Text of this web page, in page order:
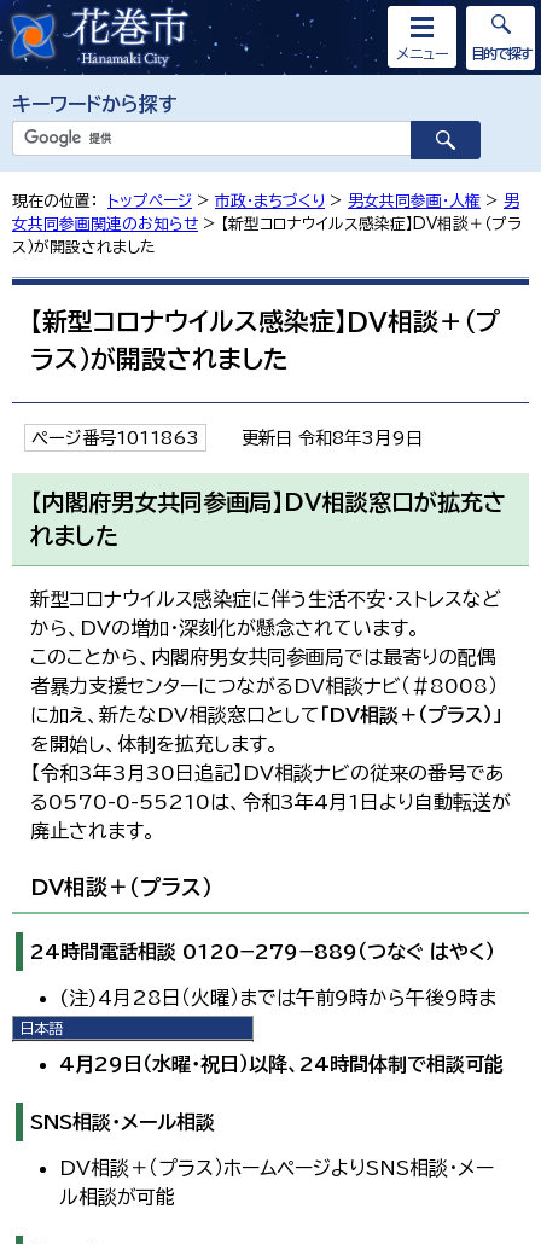
キーワードから探す
メニュー
日本語
English
简体中文
繁體中文
目的で探す
現在の位置： トップページ > 市政・まちづくり > 男女共同参画・人権 > 男
女共同参画関連のお知らせ > 【新型コロナウイルス感染症】DV相談＋（プラ
ス）が開設されました
【新型コロナウイルス感染症】DV相談＋（プ
ラス）が開設されました
ページ番号1011863 更新日 令和8年3月9日
【内閣府男女共同参画局】DV相談窓口が拡充さ
れました
新型コロナウイルス感染症に伴う生活不安・ストレスなど
から、DVの増加・深刻化が懸念されています。
このことから、内閣府男女共同参画局では最寄りの配偶
者暴力支援センターにつながるDV相談ナビ（＃8008）
に加え、新たなDV相談窓口として
「DV相談＋（プラス）」
を開始し、体制を拡充します。
【令和3年3月30日追記】DV相談ナビの従来の番号であ
る0570-0-55210は、令和3年4月1日より自動転送が
廃止されます。
DV相談＋（プラス）
24時間電話相談 0120−279−889（つなぐ はやく）
(注)4月28日（火曜）までは午前9時から午後9時ま
で
4月29日（水曜・祝日）以降、24時間体制で相談可能
SNS相談・メール相談
DV相談＋（プラス）ホームページよりSNS相談・メー
ル相談が可能